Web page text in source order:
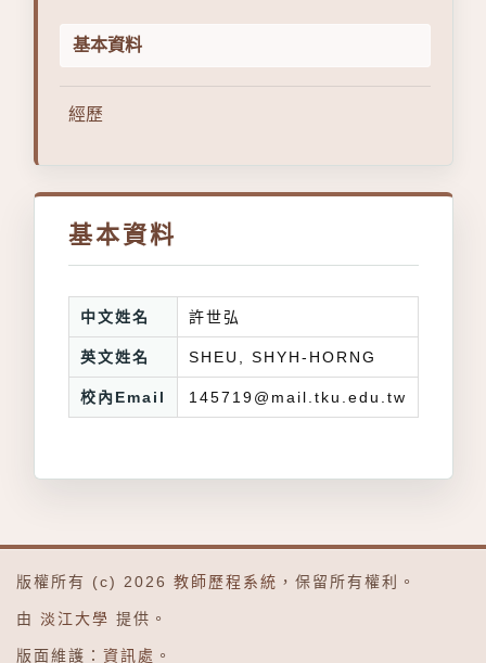
基本資料
經歷
基本資料
中文姓名 許世弘
英文姓名 SHEU, SHYH-HORNG
校內Email 145719@mail.tku.edu.tw
版權所有 (c) 2026 教師歷程系統 ，保留所有權利。
由 淡江大學 提供。
版面維護： 資訊處 。